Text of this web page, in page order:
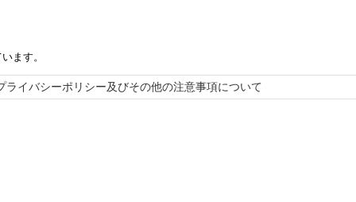
ます。
ライバシーポリシー及びその他の注意事項について